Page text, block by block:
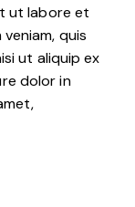
ut labore et
quis
ut aliquip ex
dolor in